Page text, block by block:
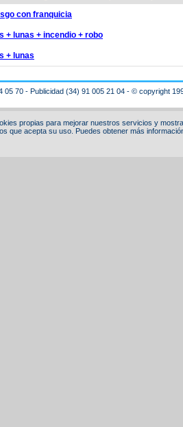
con franquicia
+ lunas + incendio + robo
+ lunas
05 70 - Publicidad (34) 91 005 21 04 - © copyright
propias para mejorar nuestros servicios y
que acepta su uso. Puedes obtener más